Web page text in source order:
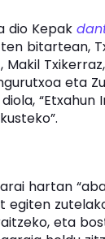
dio Kepak
bitartean,
eta
hartan
eta